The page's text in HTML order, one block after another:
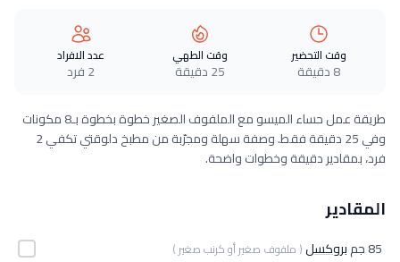
وقت التحضير
8 دقيقة
وقت الطهي
25 دقيقة
عدد الافراد
2 فرد
طريقة عمل حساء الميسو مع الملفوف الصغير خطوة بخطوة بـ8 مكونات
وفي 25 دقيقة فقط. وصفة سهلة ومجرّبة من مطبخ دلوقتي تكفي 2
فرد، بمقادير دقيقة وخطوات واضحة.
المقادير
85 جم بروكسل( ملفوف صغير أو كرنب صغير )